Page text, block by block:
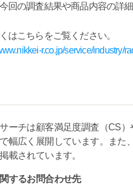
回の調査結果や商品内容の詳
はこちらをご覧ください。
r.co.jp/service/
ーチは顧客満足度調査（CS
幅広く展開しています。また
載されています。
するお問合わせ先